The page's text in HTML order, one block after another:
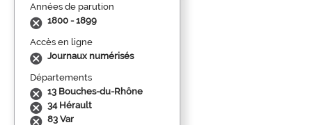
Années de parution
1800 - 1899
Accès en ligne
Journaux numérisés
Départements
13 Bouches-du-Rhône
34 Hérault
83 Var